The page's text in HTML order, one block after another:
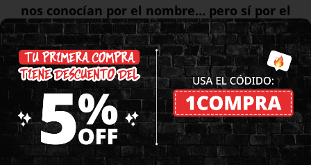
nos conocían por el nombre… pero sí por el
sabor. Y así, mordida tras mordida, fuimos
creciendo, porque ahora el sueño se había
convertido en llegar a cada rincón de esta
Tierra Querida.
Hoy somos 100 sedes a nivel nacional y la
misión no para.